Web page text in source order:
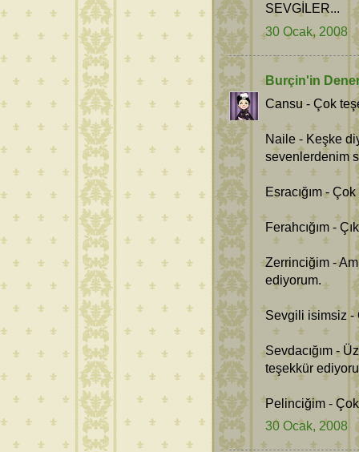
SEVGİLER...
30 Ocak, 2008
Burçin'in
Cansu - Çok
Naile - Keşke
sevenlerdenim
Esracığım -
Ferahcığım -
Zerrinciğim -
ediyorum.
Sevgili isimsiz -
Sevdacığım -
teşekkür
Pelinciğim -
30 Ocak, 2008